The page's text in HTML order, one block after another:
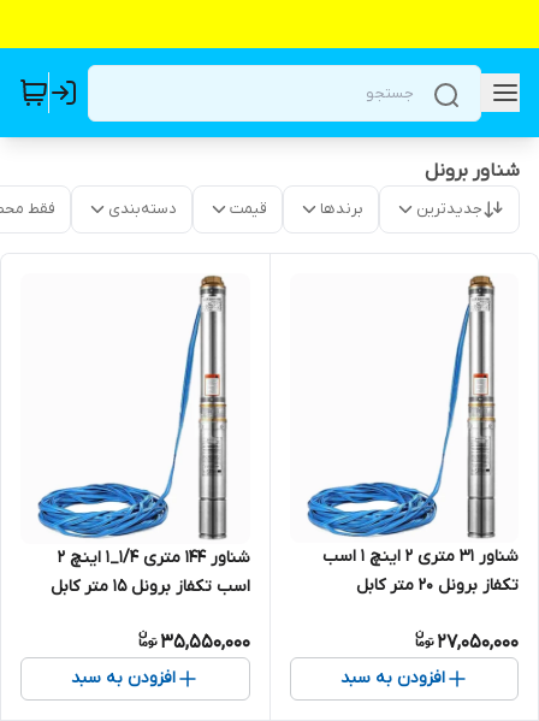
شناور برونل
جدیدترین برندها قیمت دسته‌بندی فقط
شناور ۳۱ متری ۲ اینچ ۱ اسب
تکفاز برونل 20 متر کابل
آبدهی بالا
27,050,000
افزودن به سبد
شناور ۱۴۴ متری ۱/۴_۱ اینچ ۲
اسب تکفاز برونل 15 متر کابل
بلند تک فاز
35,550,000
افزودن به سبد